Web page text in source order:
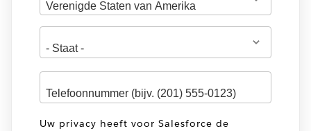
Uw privacy heeft voor Salesforce de